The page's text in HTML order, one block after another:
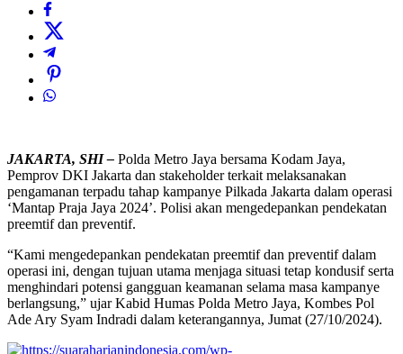
JAKARTA, SHI – Polda Metro Jaya bersama Kodam Jaya,
Pemprov DKI Jakarta dan stakeholder terkait melaksanakan
pengamanan terpadu tahap kampanye Pilkada Jakarta dalam operasi
‘Mantap Praja Jaya 2024’. Polisi akan mengedepankan pendekatan
preemtif dan preventif.
“Kami mengedepankan pendekatan preemtif dan preventif dalam
operasi ini, dengan tujuan utama menjaga situasi tetap kondusif serta
menghindari potensi gangguan keamanan selama masa kampanye
berlangsung,” ujar Kabid Humas Polda Metro Jaya, Kombes Pol
Ade Ary Syam Indradi dalam keterangannya, Jumat (27/10/2024).